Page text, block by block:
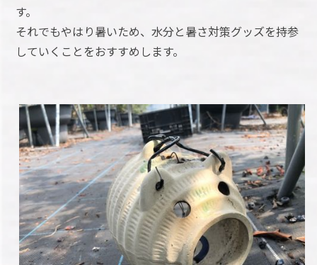
す。
それでもやはり暑いため、水分と暑さ対策グッズを持参
していくことをおすすめします。